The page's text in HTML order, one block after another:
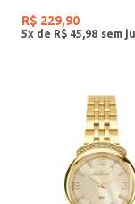
R$ 229,90
5x de R$ 45 98